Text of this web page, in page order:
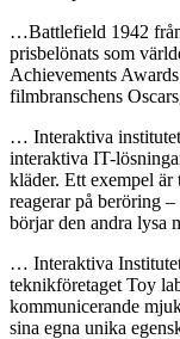
…Battlefield 1942
prisbelönats som
Achievements
filmbranschens
… Interaktiva
interaktiva IT-
kläder. Ett exempel
reagerar på beröring
börjar den andra lysa
… Interaktiva
teknikföretaget Toy
kommunicerande
sina egna unika